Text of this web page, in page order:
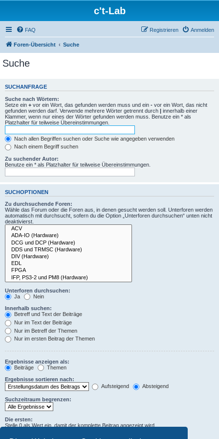
c't-Lab
FAQ Anmelden
Registrieren
Foren-Übersicht Suche
Suche
SUCHANFRAGE
Suche nach Wörtern:
Setze ein + vor ein Wort, das gefunden werden muss und ein - vor ein Wort, das nicht
gefunden werden darf. Verwende mehrere Wörter getrennt durch | innerhalb einer
Klammer, wenn nur eines der Wörter gefunden werden muss. Benutze ein * als
Platzhalter für teilweise Übereinstimmungen.
Nach allen Begriffen suchen oder Suche wie angegeben verwenden
Nach einem Begriff suchen
Zu suchender Autor:
Benutze ein * als Platzhalter für teilweise Übereinstimmungen.
SUCHOPTIONEN
Zu durchsuchende Foren:
Wähle das Forum oder die Foren aus, in denen gesucht werden soll. Unterforen werden
automatisch mit durchsucht, sofern du die Option „Unterforen durchsuchen“ unten nicht
deaktivierst.
Unterforen durchsuchen:
Ja
Nein
Innerhalb suchen:
Betreff und Text der Beiträge
Nur im Text der Beiträge
Nur im Betreff der Themen
Nur im ersten Beitrag der Themen
Ergebnisse anzeigen als:
Beiträge
Themen
Ergebnisse sortieren nach:
Aufsteigend
Absteigend
Suchzeitraum begrenzen:
Die ersten:
Stelle 0 als Wert ein, damit der komplette Beitrag angezeigt wird.